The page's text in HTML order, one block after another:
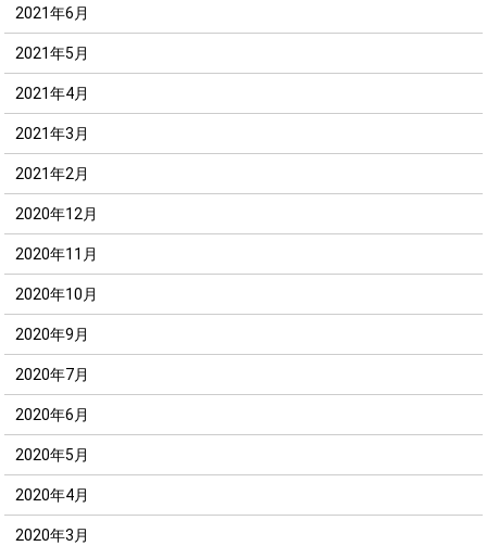
2021年6月
2021年5月
2021年4月
2021年3月
2021年2月
2020年12月
2020年11月
2020年10月
2020年9月
2020年7月
2020年6月
2020年5月
2020年4月
2020年3月